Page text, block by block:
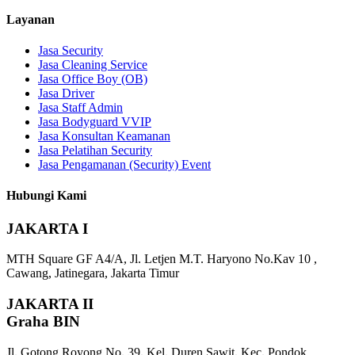
Layanan
Jasa Security
Jasa Cleaning Service
Jasa Office Boy (OB)
Jasa Driver
Jasa Staff Admin
Jasa Bodyguard VVIP
Jasa Konsultan Keamanan
Jasa Pelatihan Security
Jasa Pengamanan (Security) Event
Hubungi Kami
JAKARTA I
MTH Square GF A4/A, Jl. Letjen M.T. Haryono No.Kav 10 ,
Cawang, Jatinegara, Jakarta Timur
JAKARTA II
Graha BIN
Jl. Gotong Royong No. 39, Kel. Duren Sawit, Kec. Pondok